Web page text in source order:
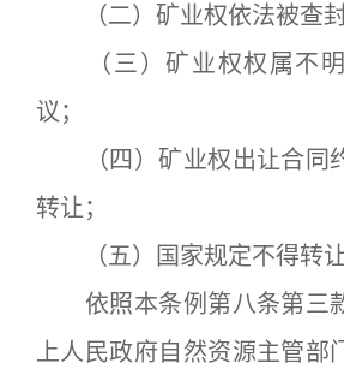
（二）矿业权依法被查封
（三）矿业权权属不明
议；
（四）矿业权出让合同
转让；
（五）国家规定不得转让
依照本条例第八条第三
上人民政府自然资源主管部